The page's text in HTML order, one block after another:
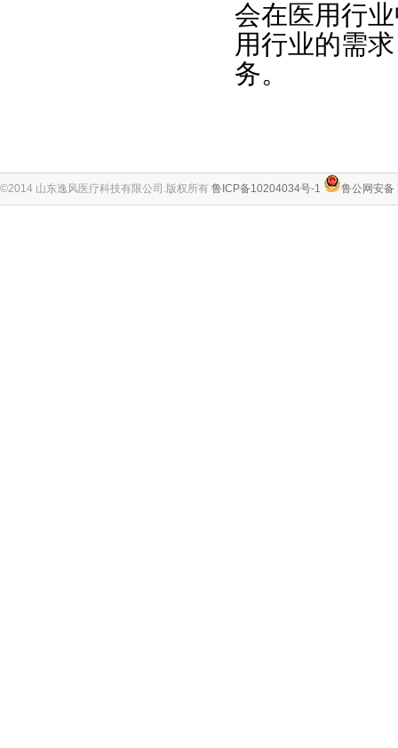
会在医用行
用行业的需
务。
©2014 山东逸风医疗科技有限公司.版权所有 鲁ICP备10204034号-1 鲁公网安